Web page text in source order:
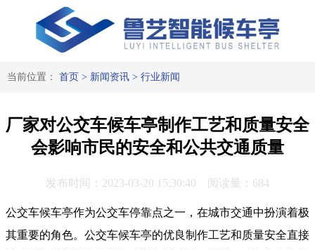
当前位置： 首页 > 新闻资讯> 行业新闻
厂家对公交车候车亭制作工艺和质量安全
会影响市民的安全和公共交通质量
发布时间：2023-03-20 15:30:40 阅读量：684
公交车候车亭作为公交车停靠点之一，在城市交通中扮演着极
其重要的角色。公交车候车亭的优良制作工艺和质量安全直接